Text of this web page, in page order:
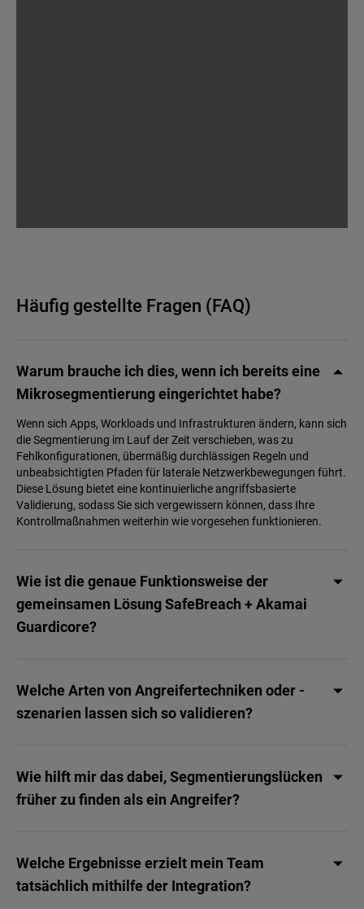
Häufig gestellte Fragen (FAQ)
Warum brauche ich dies, wenn ich bereits eine
Mikrosegmentierung eingerichtet habe?
Wenn sich Apps, Workloads und Infrastrukturen ändern, kann sich
die Segmentierung im Lauf der Zeit verschieben, was zu
Fehlkonfigurationen, übermäßig durchlässigen Regeln und
unbeabsichtigten Pfaden für laterale Netzwerkbewegungen führt.
Diese Lösung bietet eine kontinuierliche angriffsbasierte
Validierung, sodass Sie sich vergewissern können, dass Ihre
Kontrollmaßnahmen weiterhin wie vorgesehen funktionieren.
Wie ist die genaue Funktionsweise der
gemeinsamen Lösung SafeBreach + Akamai
Guardicore?
Welche Arten von Angreifertechniken oder -
szenarien lassen sich so validieren?
Wie hilft mir das dabei, Segmentierungslücken
früher zu finden als ein Angreifer?
Welche Ergebnisse erzielt mein Team
tatsächlich mithilfe der Integration?